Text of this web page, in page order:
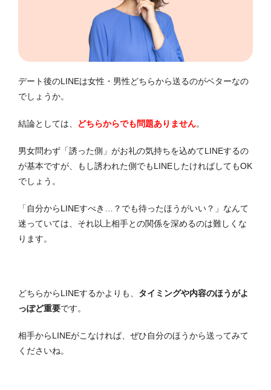
デート後のLINEは女性・男性どちらから送るのがベターなの
でしょうか。
結論としては、 どちらからでも問題ありません。
男女問わず「誘った側」がお礼の気持ちを込めてLINEするの
が基本ですが、もし誘われた側でもLINEしたければしてもOK
でしょう。
「自分からLINEすべき…？でも待ったほうがいい？」なんて
迷っていては、それ以上相手との関係を深めるのは難しくな
ります。
どちらからLINEするかよりも、 タイミングや内容のほうがよ
っぽど重要です。
相手からLINEがこなければ、ぜひ自分のほうから送ってみて
くださいね。